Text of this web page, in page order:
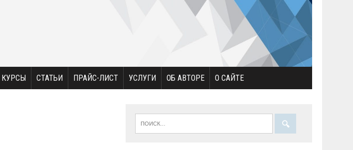
КУРСЫ СТАТЬИ ПРАЙС-ЛИСТ УСЛУГИ ОБ АВТОРЕ О САЙТЕ